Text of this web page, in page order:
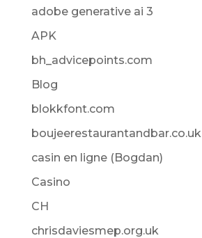
adobe generative ai 3
APK
bh_advicepoints.com
Blog
blokkfont.com
boujeerestaurantandbar.co.uk
casin en ligne (Bogdan)
Casino
CH
chrisdaviesmep.org.uk